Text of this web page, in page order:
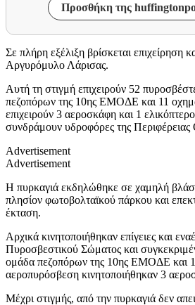
Προσθήκη της
Σε πλήρη εξέλιξη βρίσκεται επιχείρηση
Αργυρόμυλο Λάρισας.
Αυτή τη στιγμή επιχειρούν 52
πεζοπόρων της 10ης ΕΜΟΔΕ και 11
επιχειρούν 3 αεροσκάφη και 1
συνδράμουν υδροφόρες της Περιφέρειας
Advertisement
Advertisement
Η πυρκαγιά εκδηλώθηκε σε χαμηλή
πλησίον φωτοβολταϊκού πάρκου και
έκταση.
Αρχικά κινητοποιήθηκαν επίγειες και
Πυροσβεστικού Σώματος και
ομάδα πεζοπόρων της 10ης ΕΜΟΔΕ και
αεροπυρόσβεση κινητοποιήθηκαν 3
Μέχρι στιγμής, από την πυρκαγιά δεν